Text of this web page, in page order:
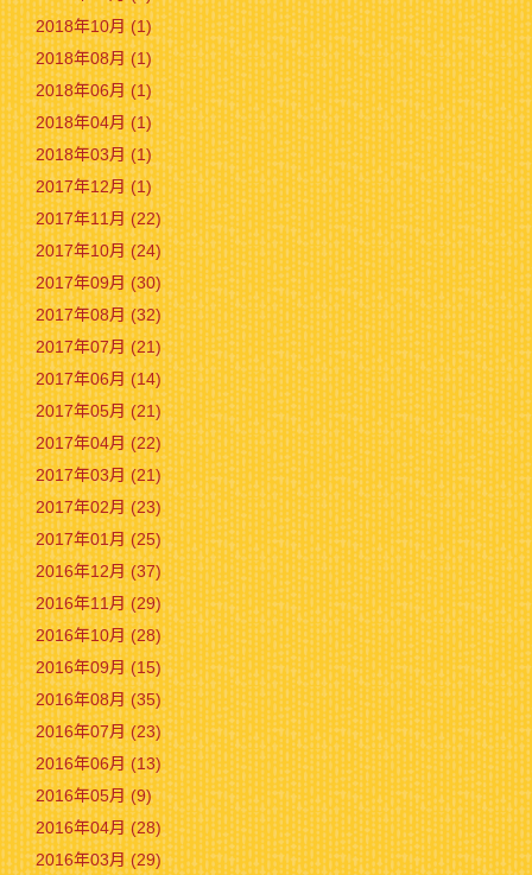
2018年10月 (1)
2018年08月 (1)
2018年06月 (1)
2018年04月 (1)
2018年03月 (1)
2017年12月 (1)
2017年11月 (22)
2017年10月 (24)
2017年09月 (30)
2017年08月 (32)
2017年07月 (21)
2017年06月 (14)
2017年05月 (21)
2017年04月 (22)
2017年03月 (21)
2017年02月 (23)
2017年01月 (25)
2016年12月 (37)
2016年11月 (29)
2016年10月 (28)
2016年09月 (15)
2016年08月 (35)
2016年07月 (23)
2016年06月 (13)
2016年05月 (9)
2016年04月 (28)
2016年03月 (29)